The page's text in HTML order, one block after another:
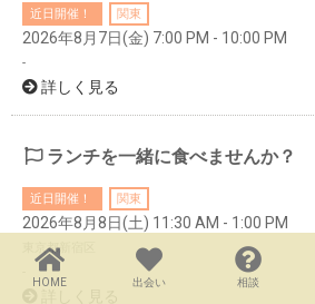
近日開催！ 関東
2026年8月7日(金) 7:00 PM - 10:00 PM
-
詳しく見る
ランチを一緒に食べませんか？
近日開催！ 関東
2026年8月8日(土) 11:30 AM - 1:00 PM
東京都新宿区
HOME 出会い 相談